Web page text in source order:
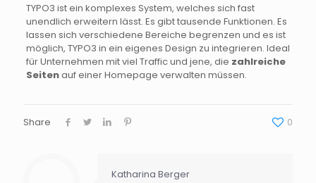
TYPO3 ist ein komplexes System, welches sich fast
unendlich erweitern lässt. Es gibt tausende Funktionen. Es
lassen sich verschiedene Bereiche begrenzen und es ist
möglich, TYPO3 in ein eigenes Design zu integrieren. Ideal
für Unternehmen mit viel Traffic und jene, die zahlreiche
Seitenauf einer Homepage verwalten müssen.
Share 0
Katharina Berger